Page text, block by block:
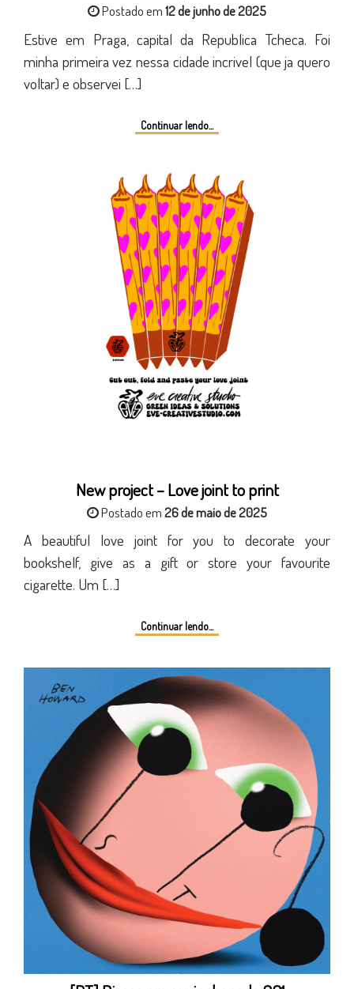
Postado em12 de junho de 2025
Estive em Praga, capital da Republica Tcheca. Foi
minha primeira vez nessa cidade incrivel (que ja quero
voltar) e observei […]
Continuar lendo...
New project – Love joint to print
Postado em26 de maio de 2025
A beautiful love joint for you to decorate your
bookshelf, give as a gift or store your favourite
cigarette. Um […]
Continuar lendo...